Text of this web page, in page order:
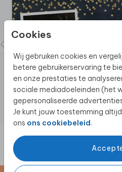
Cookies
Wij gebruiken cookies en
betere gebruikerservaring te
en onze prestaties te
sociale mediadoeleinden (het
gepersonaliseerde
Je kunt jouw toestemming
ons ons cookiebeleid.